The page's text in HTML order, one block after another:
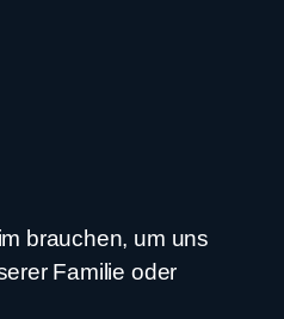
brauchen, um uns
Familie oder